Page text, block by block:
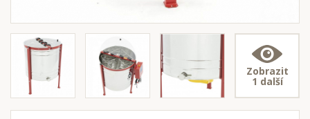
Zobrazit
1 další